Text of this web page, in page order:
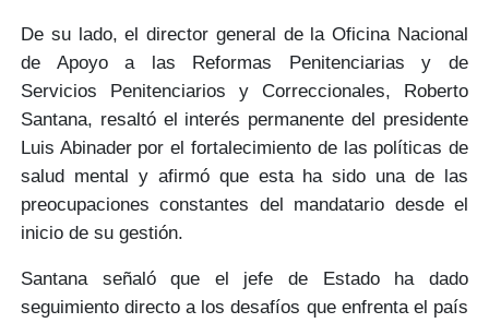
De su lado, el director general de la Oficina Nacional
de Apoyo a las Reformas Penitenciarias y de
Servicios Penitenciarios y Correccionales, Roberto
Santana, resaltó el interés permanente del presidente
Luis Abinaderpor el fortalecimiento de las políticas de
salud mental y afirmó que esta ha sido una de las
preocupaciones constantes del mandatario desde el
inicio de su gestión.
Santana señaló que el jefe de Estado ha dado
seguimiento directo a los desafíos que enfrenta el país